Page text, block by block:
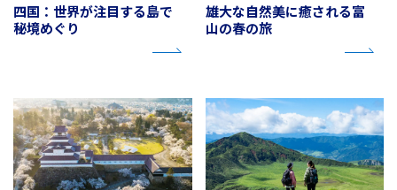
四国：世界が注目する島で
秘境めぐり
雄大な自然美に癒される富
山の春の旅